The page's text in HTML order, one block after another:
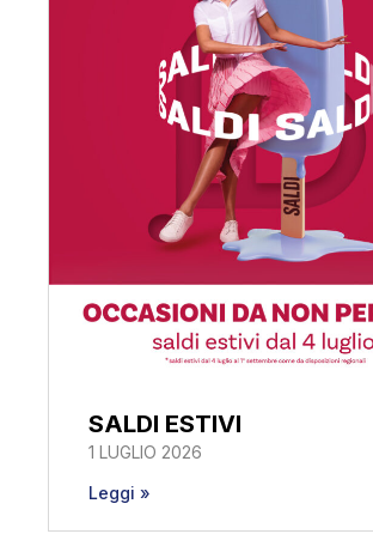
SALDI ESTIVI
1 LUGLIO 2026
Leggi »